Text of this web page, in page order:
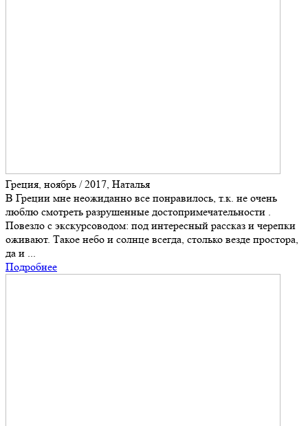
Греция, ноябрь / 2017, Наталья
В Греции мне неожиданно все понравилось, т.к. не очень
люблю смотреть разрушенные достопримечательности .
Повезло с экскурсоводом: под интересный рассказ и черепки
оживают. Такое небо и солнце всегда, столько везде простора,
да и ...
Подробнее